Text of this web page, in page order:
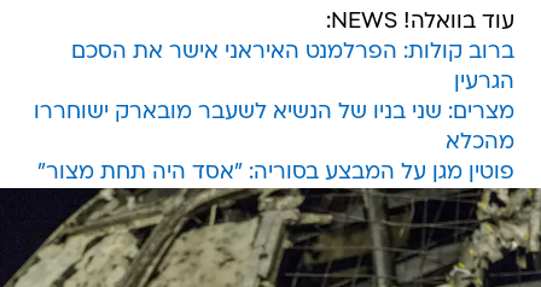
עוד בוואלה! NEWS:
ברוב קולות: הפרלמנט האיראני אישר את הסכם
הגרעין
מצרים: שני בניו של הנשיא לשעבר מובארק ישוחררו
מהכלא
פוטין מגן על המבצע בסוריה: "אסד היה תחת מצור"